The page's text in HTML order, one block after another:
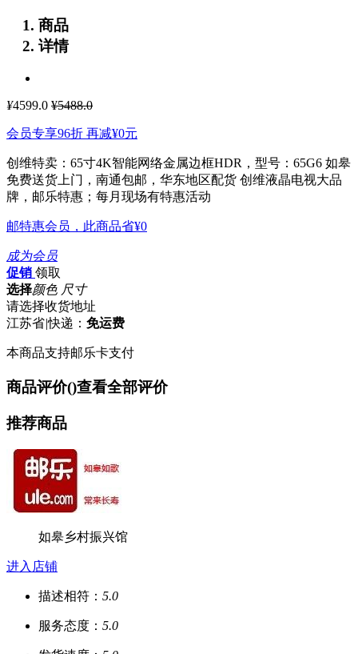
商品
详情
¥4599.0 ¥5488.0
会员专享96折 再减¥0元
创维特卖：65寸4K智能网络金属边框HDR，型号：65G6 如皋
免费送货上门，南通包邮，华东地区配货 创维液晶电视大品
牌，邮乐特惠；每月现场有特惠活动
邮特惠会员，此商品省¥0
成为会员
促销 领取
选择颜色 尺寸
请选择收货地址
江苏省|快递： 免运费
本商品支持邮乐卡支付
商品评价()查看全部评价
推荐商品
如皋乡村振兴馆
进入店铺
描述相符： 5.0
服务态度： 5.0